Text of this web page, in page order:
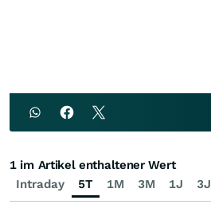
Intraday 5T 1M 3M 1J 3J
1 im Artikel enthaltener Wert